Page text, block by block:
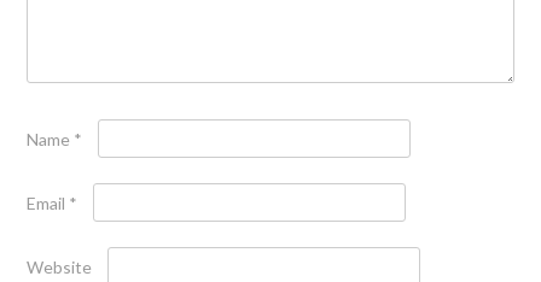
Name *
Email *
Website